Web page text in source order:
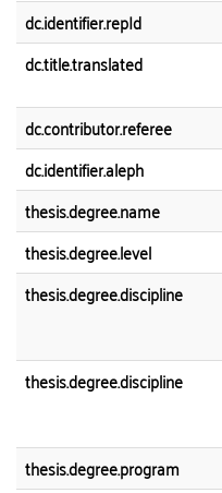
dc.identifier.repId
dc.title.translated
dc.contributor.referee
dc.identifier.aleph
thesis.degree.name
thesis.degree.level
thesis.degree.discipline
thesis.degree.discipline
thesis.degree.program